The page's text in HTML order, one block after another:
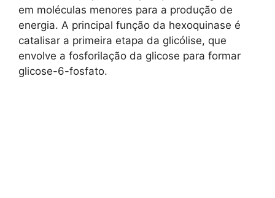
em moléculas menores para a produção de
energia. A principal função da hexoquinase é
catalisar a primeira etapa da glicólise, que
envolve a fosforilação da glicose para formar
glicose-6-fosfato.